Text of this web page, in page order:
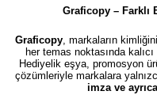
Graficopy – Farklı
Graficopy, markaların
her temas noktasında
Hediyelik eşya, promosyon
çözümleriyle markalara
imza ve